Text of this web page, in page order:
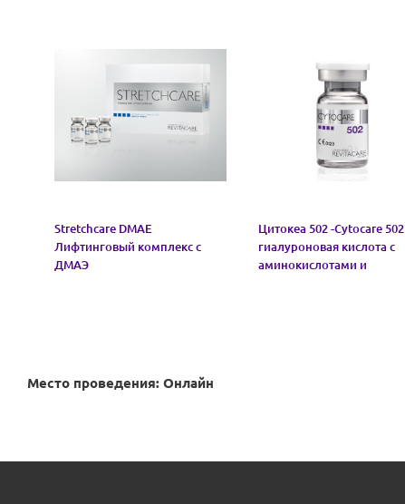
Stretchcare DMAE
Лифтинговый комплекс с
ДМАЭ
Цитокеа 502 -Cytocare 502
гиалуроновая кислота с
аминокислотами и
Место проведения: Онлайн